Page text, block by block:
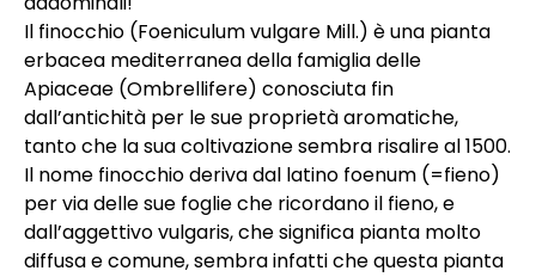
Il finocchio (Foeniculum vulgare Mill.) è una pianta
erbacea mediterranea della famiglia delle
Apiaceae (Ombrellifere) conosciuta fin
dall’antichità per le sue proprietà aromatiche,
tanto che la sua coltivazione sembra risalire al 1500.
Il nome finocchio deriva dal latino foenum (=fieno)
per via delle sue foglie che ricordano il fieno, e
dall’aggettivo vulgaris, che significa pianta molto
diffusa e comune, sembra infatti che questa pianta